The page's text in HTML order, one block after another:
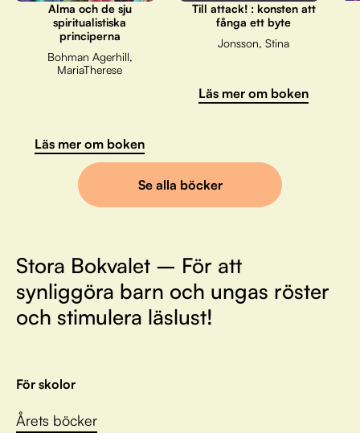
Alma och de sju
spiritualistiska
principerna
Bohman Agerhill,
MariaTherese
Läs mer om boken
Till attack! : konsten att
fånga ett byte
Jonsson, Stina
Läs mer om boken
Se alla böcker
Stora Bokvalet – För att
synliggöra barn och ungas röster
och stimulera läslust!
För skolor
Årets böcker